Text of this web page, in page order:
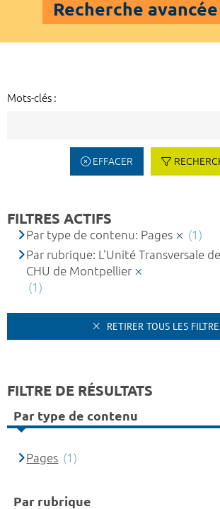
Recherche avancée
Mots-clés :
EFFACER
FILTRES ACTIFS
Par type de contenu: Pages
(1)
Par rubrique: L'Unité Transversale
CHU de Montpellier
(1)
RETIRER TOUS LES
FILTRE DE RÉSULTATS
Par type de contenu
Pages (1)
Par rubrique